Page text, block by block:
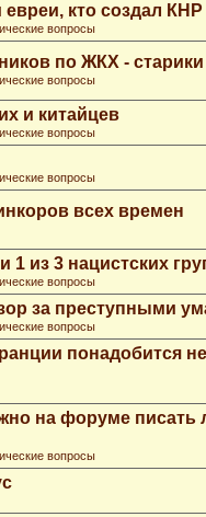
кто создал
вопросы
по ЖКХ - старики
вопросы
и китайцев
вопросы
вопросы
всех времен
1 из 3 нацистских
вопросы
за преступными
вопросы
понадобится
на форуме
вопросы